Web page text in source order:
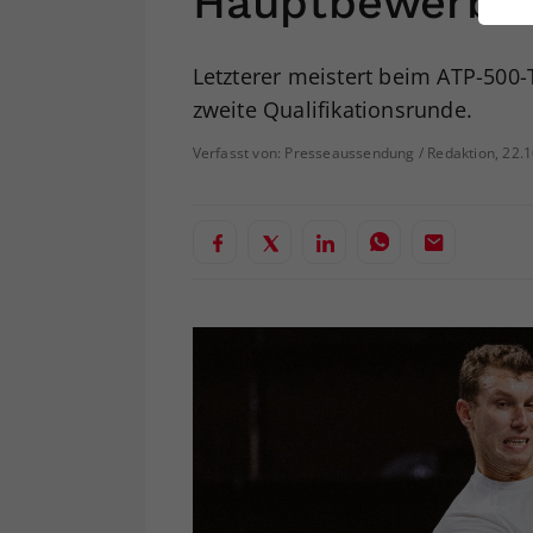
Letzterer meistert beim ATP-
zweite Qualifikationsrunde.
Verfasst von: Presseaussendung / Redaktion,